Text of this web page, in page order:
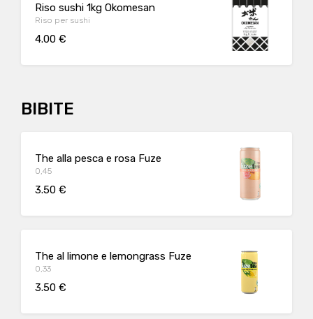
Riso sushi 1kg Okomesan
Riso per sushi
4.00 €
BIBITE
The alla pesca e rosa Fuze
0,45
3.50 €
The al limone e lemongrass Fuze
0,33
3.50 €